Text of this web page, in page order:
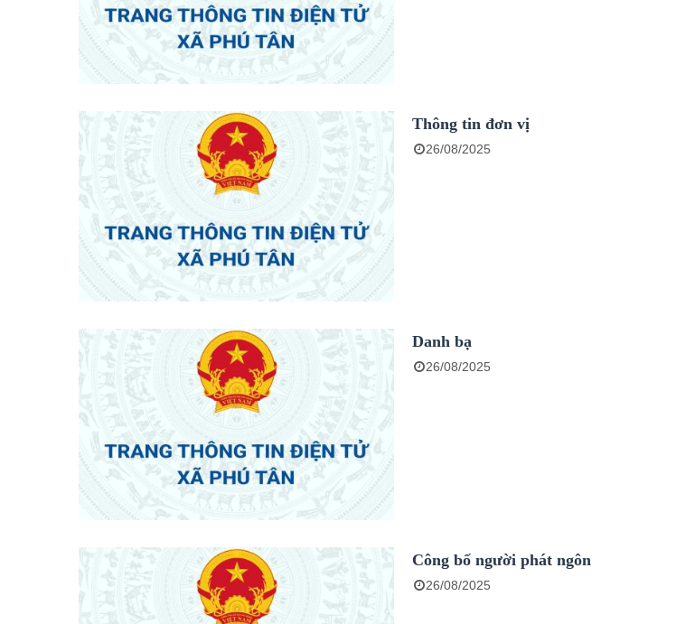
Thông tin đơn vị
26/08/2025
Danh bạ
26/08/2025
Công bố người phát ngôn
26/08/2025